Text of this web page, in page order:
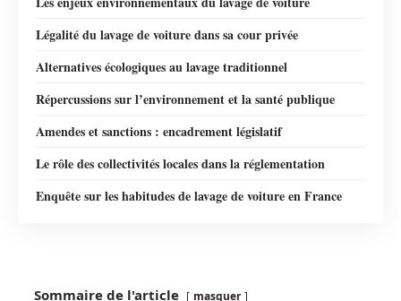
Légalité du lavage de voiture dans sa cour privée
Alternatives écologiques au lavage traditionnel
Répercussions sur l’environnement et la santé publique
Amendes et sanctions : encadrement législatif
Le rôle des collectivités locales dans la réglementation
Enquête sur les habitudes de lavage de voiture en France
Sommaire de l'article masquer